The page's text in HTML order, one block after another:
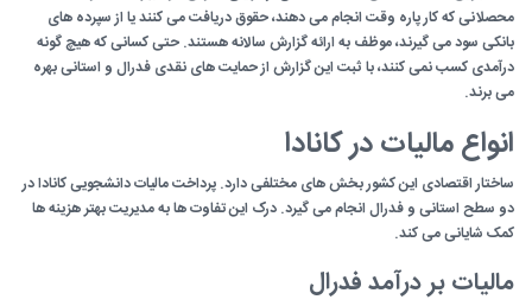
محصلانی که کار پاره وقت انجام می دهند، حقوق دریافت می کنند یا از سپرده های
بانکی سود می گیرند، موظف به ارائه گزارش سالانه هستند. حتی کسانی که هیچ گونه
درآمدی کسب نمی کنند، با ثبت این گزارش از حمایت های نقدی فدرال و استانی بهره
می برند.
انواع مالیات در کانادا
ساختار اقتصادی این کشور بخش های مختلفی دارد. پرداخت مالیات دانشجویی کانادا در
دو سطح استانی و فدرال انجام می گیرد. درک این تفاوت ها به مدیریت بهتر هزینه ها
کمک شایانی می کند.
مالیات بر درآمد فدرال